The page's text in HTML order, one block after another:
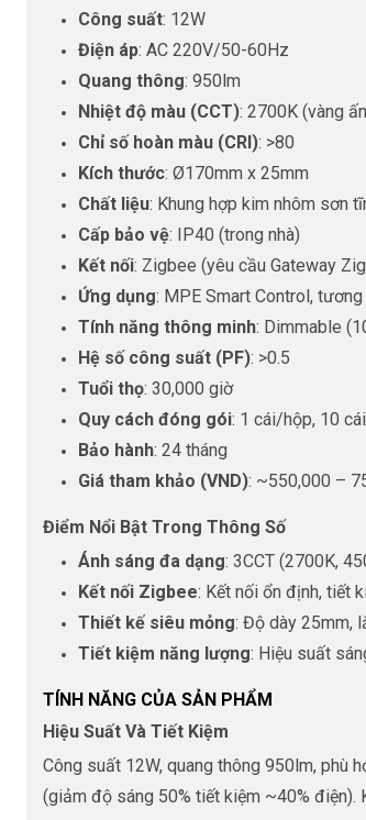
Công suất: 12W
Điện áp: AC 220V/50-60Hz
Quang thông: 950lm
Nhiệt độ màu (CCT): 2700K (vàng
Chỉ số hoàn màu (CRI): >80
Kích thước: Ø170mm x 25mm
Chất liệu: Khung hợp kim nhôm sơn
Cấp bảo vệ: IP40 (trong nhà)
Kết nối: Zigbee (yêu cầu Gateway
Ứng dụng: MPE Smart Control,
Tính năng thông minh: Dimmable
Hệ số công suất (PF): >0.5
Tuổi thọ: 30,000 giờ
Quy cách đóng gói: 1 cái/hộp, 10
Bảo hành: 24 tháng
Giá tham khảo (VND): ~550,000 –
Điểm Nổi Bật Trong Thông Số
Ánh sáng đa dạng: 3CCT (2700K,
Kết nối Zigbee: Kết nối ổn định, tiết
Thiết kế siêu mỏng: Độ dày 25mm,
Tiết kiệm năng lượng: Hiệu suất
TÍNH NĂNG CỦA SẢN PHẨM
Hiệu Suất Và Tiết Kiệm
Công suất 12W, quang thông 950lm, phù
(giảm độ sáng 50% tiết kiệm ~40%